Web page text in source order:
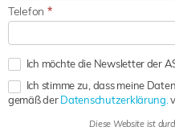
Telefon *
Ich möchte die Newsletter der
Ich stimme zu, dass meine
gemäß derDatenschutzerklärung.
Diese Website ist